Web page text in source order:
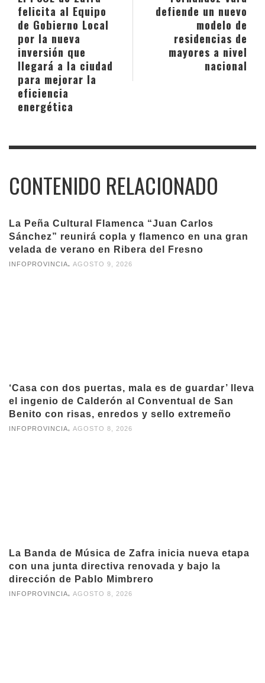
defiende un nuevo
modelo de
residencias de
mayores a nivel
nacional
felicita al Equipo
de Gobierno Local
por la nueva
inversión que
llegará a la ciudad
para mejorar la
eficiencia
energética
CONTENIDO RELACIONADO
La Peña Cultural Flamenca “Juan Carlos
Sánchez” reunirá copla y flamenco en una gran
velada de verano en Ribera del Fresno
INFOPROVINCIA AGOSTO 9, 2026
‘Casa con dos puertas, mala es de guardar’ lleva
el ingenio de Calderón al Conventual de San
Benito con risas, enredos y sello extremeño
INFOPROVINCIA, AGOSTO 8, 2026
La Banda de Música de Zafra inicia nueva etapa
con una junta directiva renovada y bajo la
dirección de Pablo Mimbrero
INFOPROVINCIA AGOSTO 8, 2026